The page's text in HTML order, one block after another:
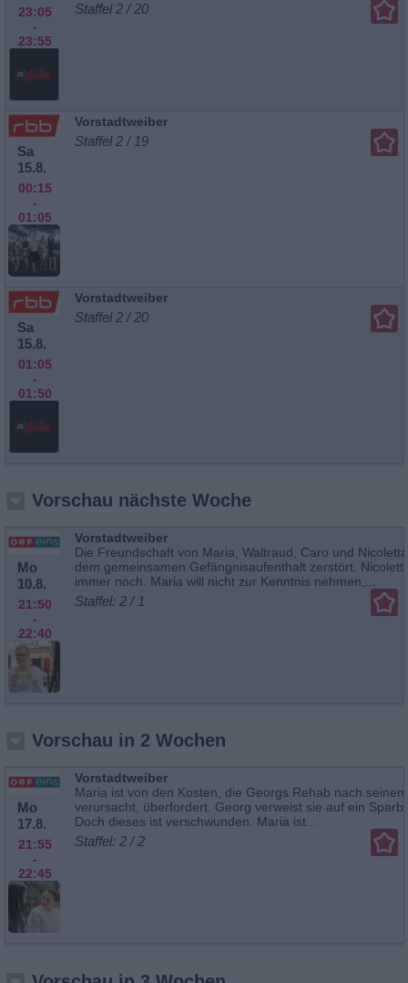
23:05
-
23:55
Staffel 2 / 20
Sa
15.8.
00:15
-
01:05
Vorstadtweiber
Staffel 2 / 19
Sa
15.8.
01:05
-
01:50
Vorstadtweiber
Staffel 2 / 20
Vorschau nächste Woche
Mo
10.8.
21:50
-
22:40
Vorstadtweiber
Die Freundschaft von Maria, Waltraud, Caro und
dem gemeinsamen Gefängnisaufenthalt zerstört.
immer noch. Maria will nicht zur Kenntnis nehmen,...
Staffel: 2 / 1
Vorschau in 2 Wochen
Mo
17.8.
21:55
-
22:45
Vorstadtweiber
Maria ist von den Kosten, die Georgs Rehab nach seinem
verursacht, überfordert. Georg verweist sie auf ein
Doch dieses ist verschwunden. Maria ist...
Staffel: 2 / 2